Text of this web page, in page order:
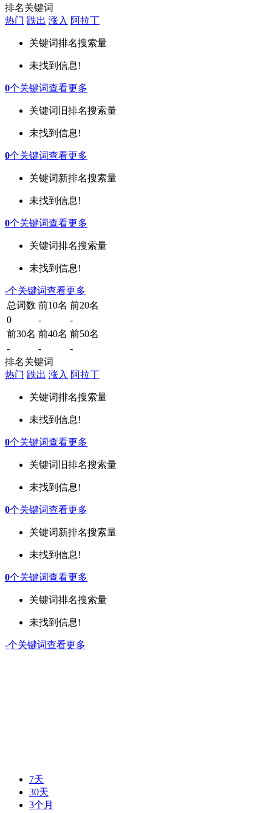
排名关键词
热门 跌出 涨入 阿拉丁
关键词排名搜索量
未找到信息!
0个关键词查看更多
关键词 旧排名搜索量
未找到信息!
0个关键词查看更多
关键词新排名搜索量
未找到信息!
0个关键词查看更多
关键词排名搜索量
未找到信息!
-个关键词查看更多
总词数 前10名 前20名
0
-
-
前30名 前40名 前50名
-
-
-
排名关键词
热门 跌出 涨入 阿拉丁
关键词排名搜索量
未找到信息!
0个关键词查看更多
关键词 旧排名搜索量
未找到信息!
0个关键词查看更多
关键词新排名搜索量
未找到信息!
0个关键词查看更多
关键词排名搜索量
未找到信息!
-个关键词查看更多
7天
30天
3个月